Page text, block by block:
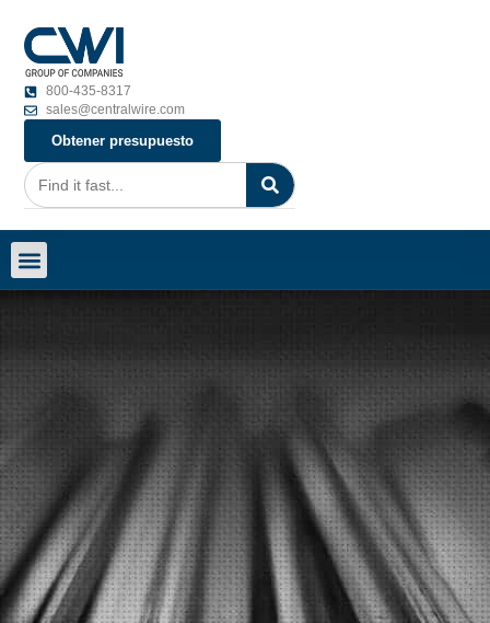
800-435-8317
sales@centralwire.com
Obtener presupuesto